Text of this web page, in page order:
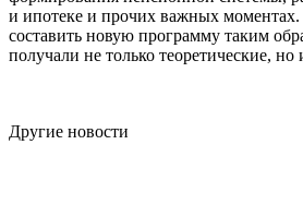
и ипотеке и прочих важных
составить новую программу таким
получали не только теоретические, но
Другие новости